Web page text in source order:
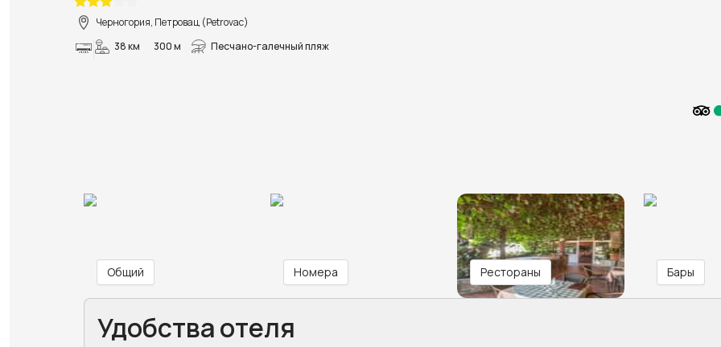
Черногория, Петровац (Petrovac)
38 км
300 м Песчано-галечный пляж
Общий Номера Рестораны Бары
Удобства отеля